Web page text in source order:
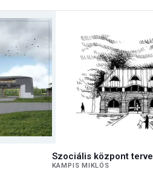
Szociális központ terve
KAMPIS MIKLÓS